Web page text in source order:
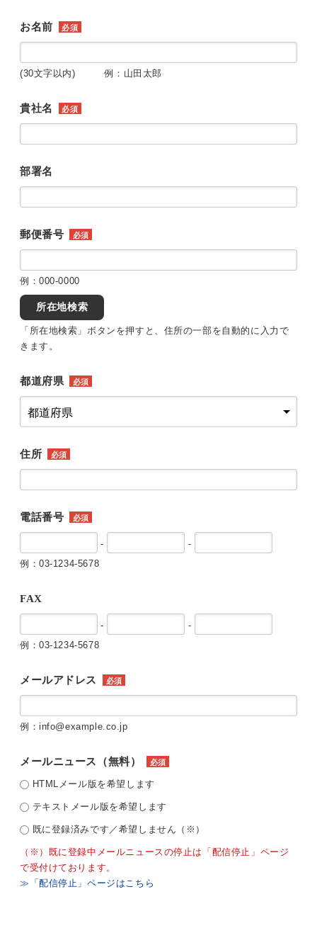
お名前 必須
(30文字以内) 例：山田太郎
貴社名 必須
部署名
郵便番号 必須
例：000-0000
所在地検索
「所在地検索」ボタンを押すと、住所の一部を自動的に入力で
きます。
都道府県 必須
住所 必須
電話番号 必須
-
-
例：03-1234-5678
FAX
-
-
例：03-1234-5678
メールアドレス 必須
例：info@example.co.jp
メールニュース（無料） 必須
HTMLメール版を希望します
テキストメール版を希望します
既に登録済みです／希望しません（※）
（※）既に登録中メールニュースの停止は「配信停止」ページ
で受付けております。
≫「配信停止」ページはこちら